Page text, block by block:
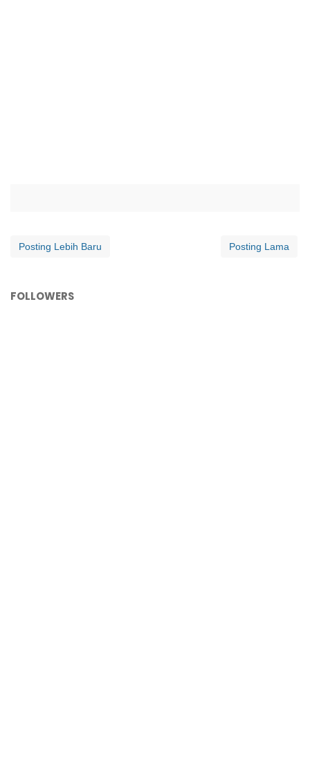
Posting Lebih Baru Posting Lama
FOLLOWERS